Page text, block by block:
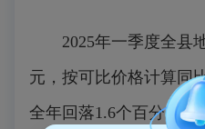
2025年一季度全县地
元，按可比价格计算同
全年回落1.6个百分点